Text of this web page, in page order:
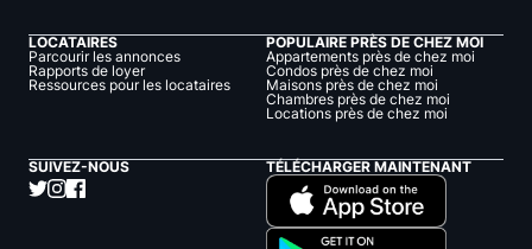
LOCATAIRES
Parcourir les annonces
Rapports de loyer
Ressources pour les locataires
POPULAIRE PRÈS DE CHEZ MOI
Appartements près de chez moi
Condos près de chez moi
Maisons près de chez moi
Chambres près de chez moi
Locations près de chez moi
SUIVEZ-NOUS TÉLÉCHARGER MAINTENANT